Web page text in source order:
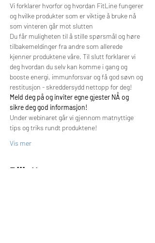
Vi forklarer hvorfor og hvordan FitLine fungerer
og hvilke produkter som er viktige å bruke nå
som vinteren går mot slutten
Du får muligheten til å stille spørsmål og høre
tilbakemeldinger fra andre som allerede
kjenner produktene våre. Til slutt forklarer vi
deg hvordan du selv kan komme i gang og
booste energi, immunforsvar og få god søvn og
restitusjon - skreddersydd nettopp for deg!
Meld deg på og inviter egne gjester NÅ og
sikre deg god informasjon!
Under webinaret går vi gjennom matnyttige
tips og triks rundt produktene!
Vis mer
Billetter